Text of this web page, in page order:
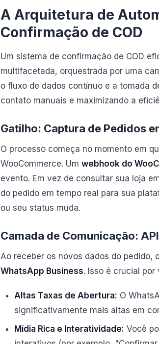
A Arquitetura de
Confirmação de COD
Um sistema de confirmação de COD
multifacetada, orquestrada por uma
o fluxo de dados contínuo e a tomada
contato manuais e maximizando a
Gatilho: Captura de Pedidos
O processo começa no momento em
WooCommerce. Um webhook do
evento. Em vez de consultar sua loja
do pedido em tempo real para sua
ou seu status muda.
Camada de Comunicação:
Ao receber os novos dados do pedido,
WhatsApp Business. Isso é crucial por
Altas Taxas de Abertura: O
significativamente mais altas em
Mídia Rica e Interatividade: Você